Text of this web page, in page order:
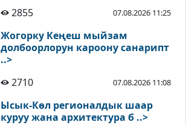
2855 07.08.2026 11:25
Жогорку Кеңеш мыйзам
долбоорлорун кароону санарипт
..>
2710
07.08.2026 11:08
Ысык-Көл регионалдык шаар
куруу жана архитектура б ..>